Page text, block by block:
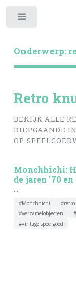
Onderwerp:
Retro
BEKIJK ALLE
DIEPGAANDE
OP
Monchhichi:
de jaren '70 en
...
#Monchhichi
#verzamelobjecten
#vintage speelgoed